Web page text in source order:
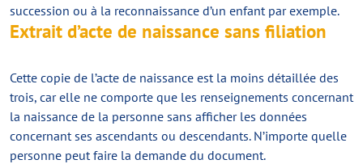
succession ou à la reconnaissance d’un enfant par exemple.
Extrait d’acte de naissance sans filiation
Cette copie de l’acte de naissance est la moins détaillée des
trois, car elle ne comporte que les renseignements concernant
la naissance de la personne sans afficher les données
concernant ses ascendants ou descendants. N’importe quelle
personne peut faire la demande du document.